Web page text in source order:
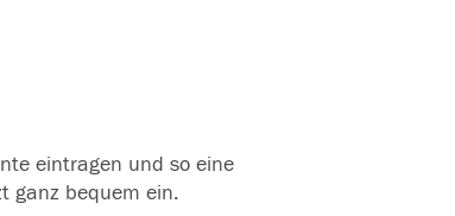
eintragen und so eine
ganz bequem ein.